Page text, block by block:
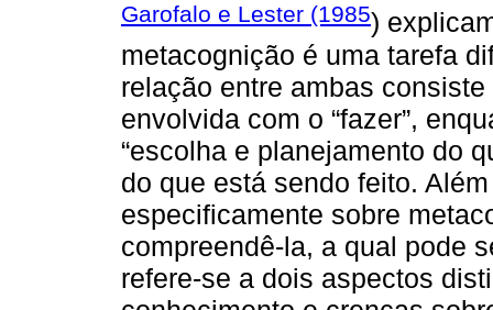
Garofalo e Lester (1985)
metacognição é uma tarefa
relação entre ambas
envolvida com o “fazer”,
“escolha e planejamento do
do que está sendo feito.
especificamente sobre
compreendê-la, a qual pode
refere-se a dois aspectos